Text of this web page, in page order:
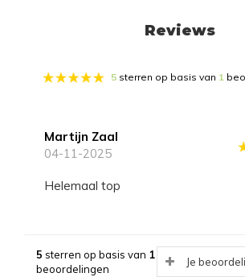
Reviews
5 sterren op basis van 1
Martijn Zaal
04-11-2025
Helemaal top
5 sterren op basis van 1
beoordelingen
Je